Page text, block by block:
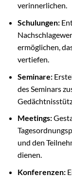
verinnerlichen.
Schulungen:
ermöglichen,
vertiefen.
Seminare:
des Seminars
Meetings:
und den
dienen.
Konferenzen: